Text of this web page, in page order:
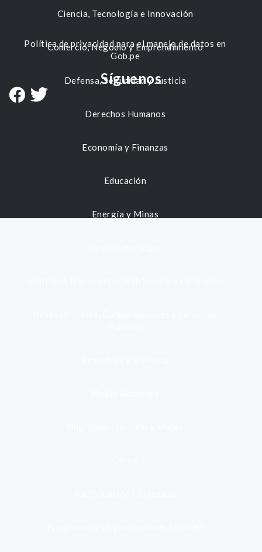
Ciencia, Tecnología e Innovación
Comercio, Negocio y Emprendimiento
Defensa, Seguridad y Justicia
Derechos Humanos
Economía y Finanzas
Educación
Energía y Minas
Política de privacidad para el manejo de datos en
Gob.pe
Síguenos